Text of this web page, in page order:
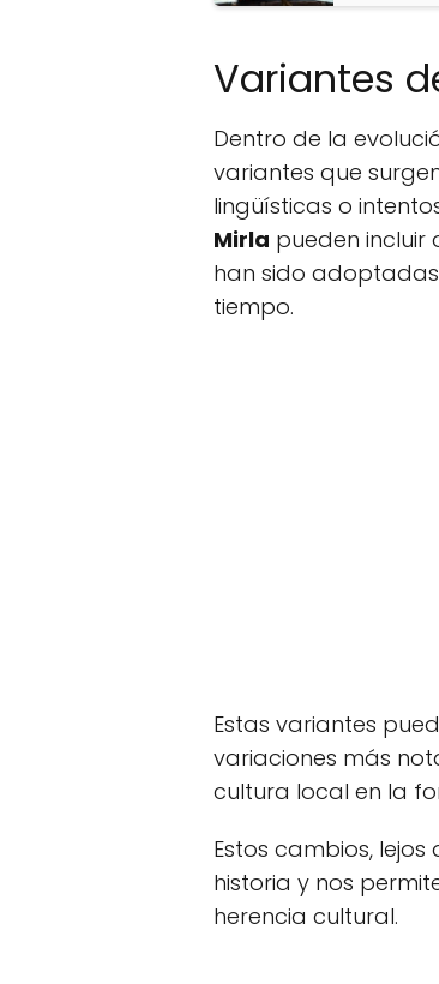
Variantes
Dentro de la
variantes que
lingüísticas o
Mirla pueden
han sido
tiempo.
Estas variantes
variaciones más
cultura local en la
Estos cambios,
historia y nos
herencia cultural.